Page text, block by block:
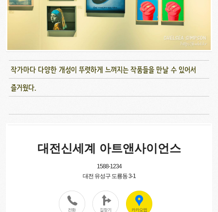
작가마다 다양한 개성이 뚜렷하게 느껴지는 작품들을 만날 수 있어서
즐거웠다.